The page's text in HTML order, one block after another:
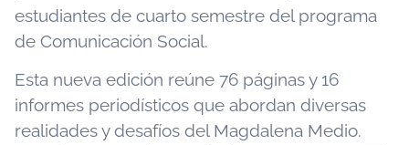
estudiantes de cuarto semestre del programa
de Comunicación Social.
Esta nueva edición reúne 76 páginas y 16
informes periodísticos que abordan diversas
realidades y desafíos del Magdalena Medio.